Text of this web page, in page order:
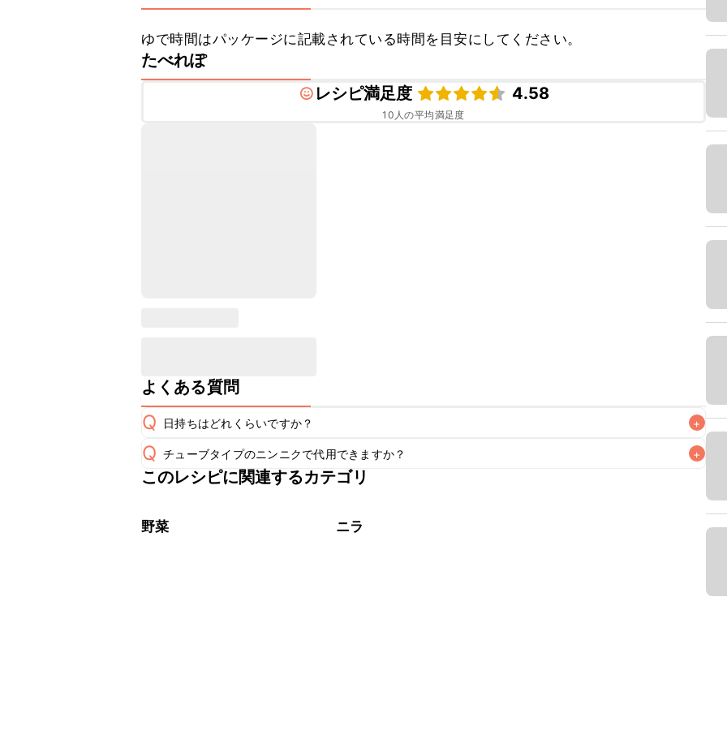
ゆで時間はパッケージに記載されている時間を目安にしてください。
たべれぽ
レシピ満足度
4.58
10 人の平均満足度
よくある質問
Q 日持ちはどれくらいですか？ +
A
こちらのレシピは出来たてをお召し上がりいただくことをおすすめします。
Q チューブタイプのニンニクで代用できますか？ +
チューブタイプのニンニクを使用してもお作りいただけます。小さじ1を目安に加え、お好みの風味
このレシピに関連するカテゴリ
野菜 ニラ